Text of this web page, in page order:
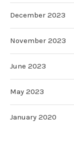
December 2023
November 2023
June 2023
May 2023
January 2020